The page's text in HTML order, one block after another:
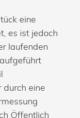
eine
es ist jedoch
laufenden
durch eine
Öffentlich